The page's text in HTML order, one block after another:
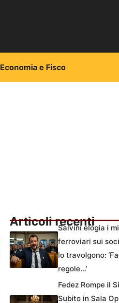
Economia e Fisco
Articoli recenti
Salvini elogia i
ferroviari sui
lo travolgono:
regole…’
Fedez Rompe il
Subito in Sala